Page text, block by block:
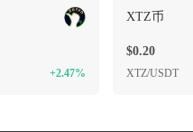
+2.47%
XTZ币
$0.20
XTZ/USDT